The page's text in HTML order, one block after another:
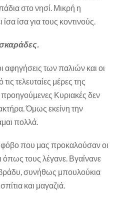
στο νησί. Μικρή η
ίσα για τους κοντινούς.
αφηγήσεις των παλιών και οι
τελευταίες μέρες της
προηγούμενες Κυριακές δεν
Όμως εκείνη την
πολλά.
φόβο που μας προκαλούσαν οι
τους λέγανε. Βγαίνανε
συνήθως μπουλούκια
και μαγαζιά.